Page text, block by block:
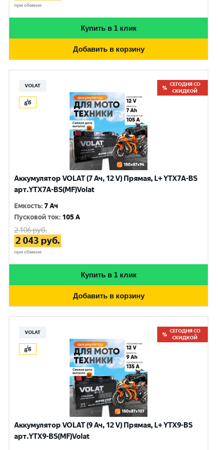
при обмене
Купить в 1 клик
Добавить в корзину
VOLAT
СЕГОДНЯ СО
СКИДКОЙ
Аккумулятор VOLAT (7 Ач, 12 V) Прямая, L+ YTX7A-BS
арт.YTX7A-BS(MF)Volat
Емкость:7 Ач
Пусковой ток: 105 A
2 106руб.
2 043 руб.
при обмене
Купить в 1 клик
Добавить в корзину
VOLAT
СЕГОДНЯ СО
СКИДКОЙ
Аккумулятор VOLAT (9 Ач, 12 V) Прямая, L+ YTX9-BS
арт.YTX9-BS(MF)Volat